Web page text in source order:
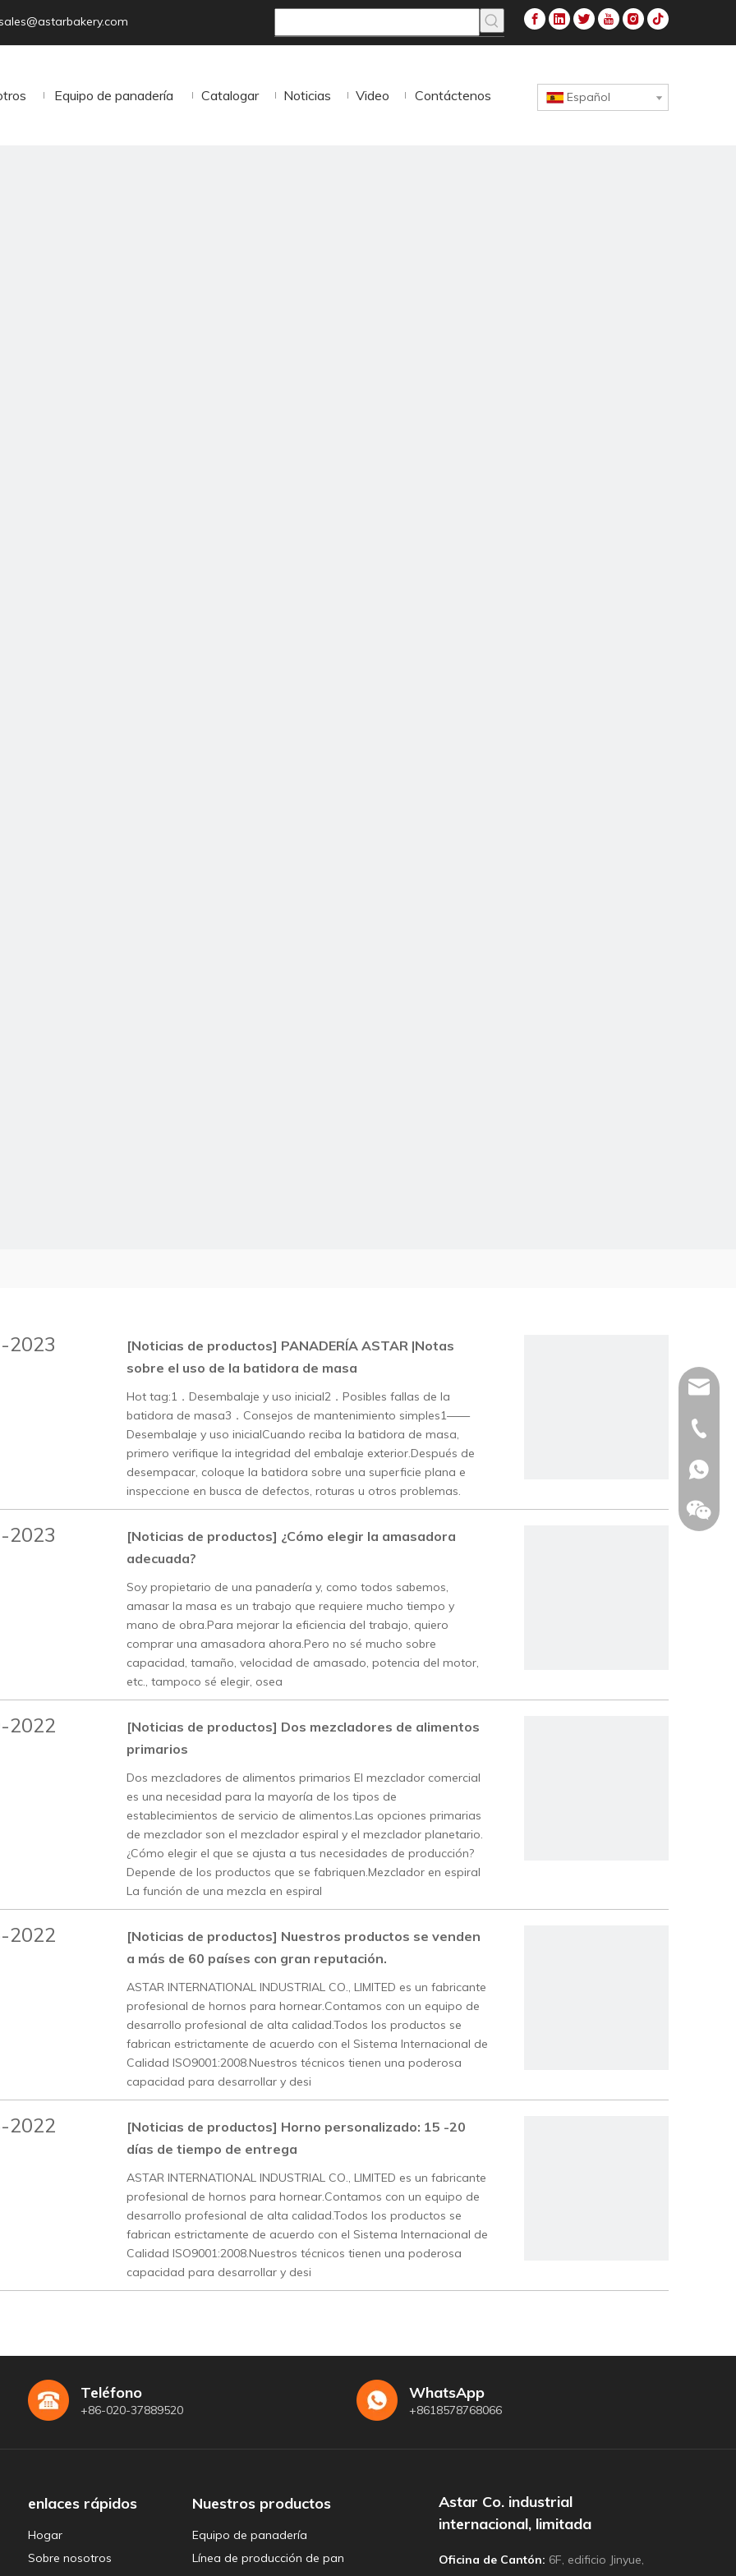
Equipo de panadería Catalogar Noticias Video Contáctenos Español
2023 [Noticias de productos] PANADERÍA ASTAR |Notas
sobre el uso de la batidora de masa
Hot tag:1．Desembalaje y uso inicial2．Posibles fallas de la
batidora de masa3．Consejos de mantenimiento simples1——
Desembalaje y uso inicialCuando reciba la batidora de masa,
primero verifique la integridad del embalaje exterior.Después de
desempacar, coloque la batidora sobre una superficie plana e
inspeccione en busca de defectos, roturas u otros problemas.
2023 [Noticias de productos] ¿Cómo elegir la amasadora
adecuada?
Soy propietario de una panadería y, como todos sabemos,
amasar la masa es un trabajo que requiere mucho tiempo y
mano de obra.Para mejorar la eficiencia del trabajo, quiero
comprar una amasadora ahora.Pero no sé mucho sobre
capacidad, tamaño, velocidad de amasado, potencia del motor,
etc., tampoco sé elegir, osea
2022 [Noticias de productos] Dos mezcladores de alimentos
primarios
Dos mezcladores de alimentos primarios El mezclador comercial
es una necesidad para la mayoría de los tipos de
establecimientos de servicio de alimentos.Las opciones primarias
de mezclador son el mezclador espiral y el mezclador planetario.
¿Cómo elegir el que se ajusta a tus necesidades de producción?
Depende de los productos que se fabriquen.Mezclador en espiral
La función de una mezcla en espiral
2022 [Noticias de productos] Nuestros productos se venden
a más de 60 países con gran reputación.
ASTAR INTERNATIONAL INDUSTRIAL CO., LIMITED es un fabricante
profesional de hornos para hornear.Contamos con un equipo de
desarrollo profesional de alta calidad.Todos los productos se
fabrican estrictamente de acuerdo con el Sistema Internacional de
Calidad ISO9001:2008.Nuestros técnicos tienen una poderosa
capacidad para desarrollar y desi
2022 [Noticias de productos] Horno personalizado: 15 -20
días de tiempo de entrega
ASTAR INTERNATIONAL INDUSTRIAL CO., LIMITED es un fabricante
profesional de hornos para hornear.Contamos con un equipo de
desarrollo profesional de alta calidad.Todos los productos se
fabrican estrictamente de acuerdo con el Sistema Internacional de
Calidad ISO9001:2008.Nuestros técnicos tienen una poderosa
capacidad para desarrollar y desi
Teléfono
+86-020-37889520
WhatsApp
+8618578768066
enlaces rápidos
Hogar
Sobre nosotros
Nuestros productos
Equipo de panadería
Línea de producción de pan
Astar Co. industrial
internacional, limitada
Oficina de Cantón: 6F, edificio Jinyue,
+86-